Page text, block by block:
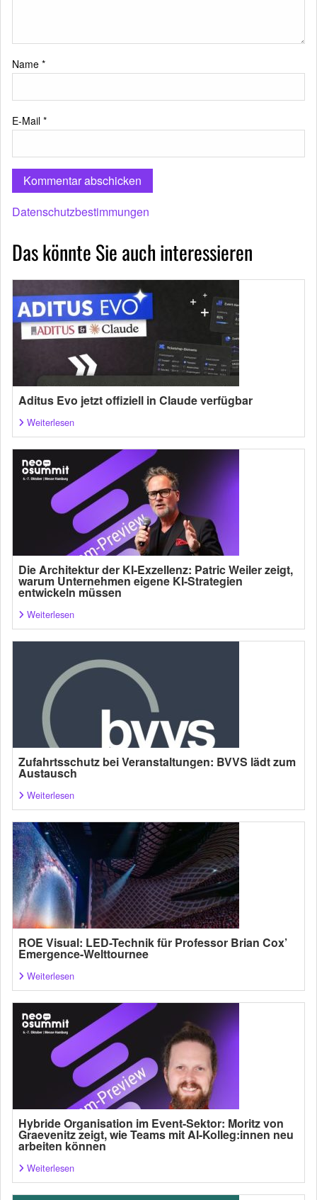
Name *
E-Mail *
Datenschutzbestimmungen
Das könnte Sie auch interessieren
Aditus Evo jetzt offiziell in Claude verfügbar
Weiterlesen
Die Architektur der KI-Exzellenz: Patric Weiler zeigt,
warum Unternehmen eigene KI-Strategien
entwickeln müssen
Weiterlesen
Zufahrtsschutz bei Veranstaltungen: BVVS lädt zum
Austausch
Weiterlesen
ROE Visual: LED-Technik für Professor Brian Cox’
Emergence-Welttournee
Weiterlesen
Hybride Organisation im Event-Sektor: Moritz von
Graevenitz zeigt, wie Teams mit AI-Kolleg:innen neu
arbeiten können
Weiterlesen